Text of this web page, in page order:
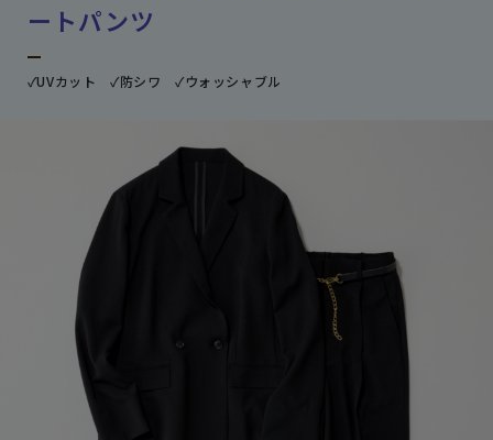
ートパンツ
✓UVカット ✓防シワ ✓ウォッシャブル